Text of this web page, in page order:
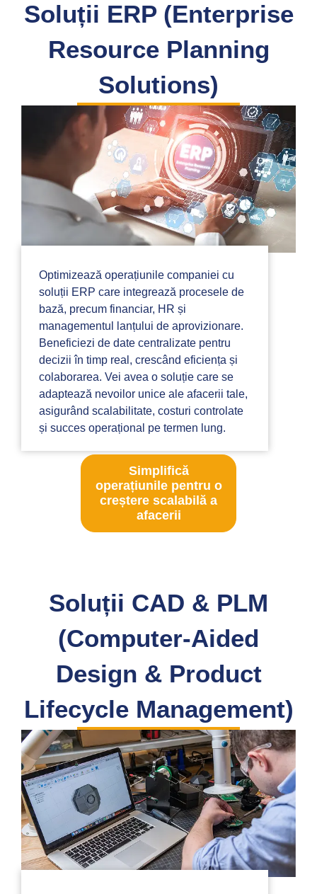
Soluții ERP (Enterprise
Resource Planning
Solutions)
Optimizează operațiunile companiei cu
soluții ERP care integrează procesele de
bază, precum financiar, HR și
managementul lanțului de aprovizionare.
Beneficiezi de date centralizate pentru
decizii în timp real, crescând eficiența și
colaborarea. Vei avea o soluție care se
adaptează nevoilor unice ale afacerii tale,
asigurând scalabilitate, costuri controlate
și succes operațional pe termen lung.
Simplifică
operațiunile pentru o
creștere scalabilă a
afacerii
Soluții CAD & PLM
(Computer-Aided
Design & Product
Lifecycle Management)